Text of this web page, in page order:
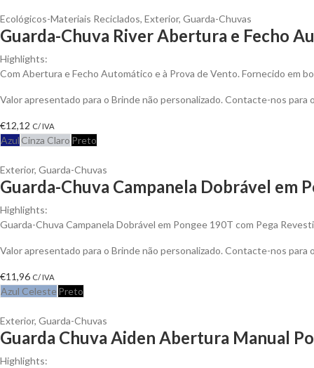
Ecológicos-Materiais Reciclados, Exterior, Guarda-Chuvas
Guarda-Chuva River Abertura e Fecho
Highlights:
Com Abertura e Fecho Automático e à Prova de Vento. Fornecido em
Valor apresentado para o Brinde não personalizado. Contacte-nos
€12,12 C/ IVA
Azul Cinza Claro Preto
Exterior, Guarda-Chuvas
Guarda-Chuva Campanela Dobrável em
Highlights:
Guarda-Chuva Campanela Dobrável em Pongee 190T com Pega
Valor apresentado para o Brinde não personalizado. Contacte-nos
€11,96 C/ IVA
Azul Celeste Preto
Exterior, Guarda-Chuvas
Guarda Chuva Aiden Abertura Manual
Highlights: